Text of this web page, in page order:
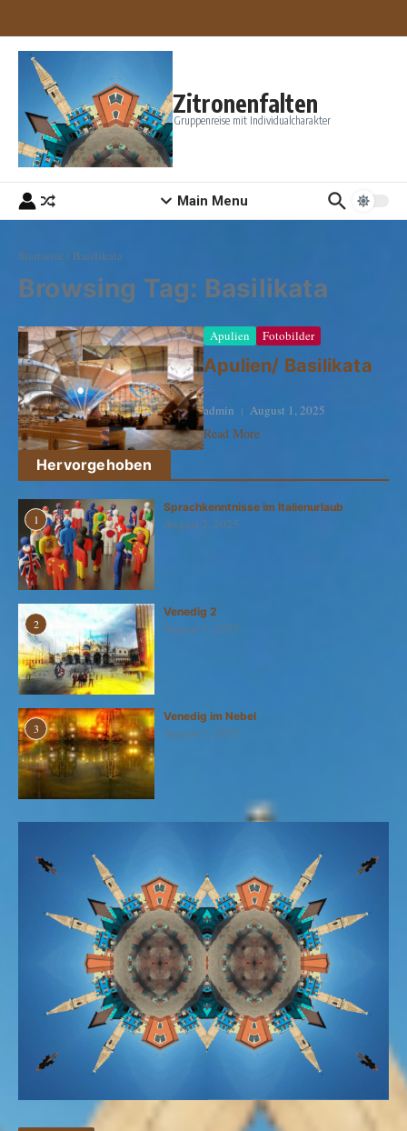
Zitronenfalten
Gruppenreise mit Individualcharakter
Main Menu
Startseite / Basilikata
Browsing Tag: Basilikata
Apulien Fotobilder
Apulien/ Basilikata
...
admin August 1, 2025
Read More
Hervorgehoben
1
Sprachkenntnisse im Italienurlaub
August 2, 2025
2
Venedig 2
August 1, 2025
3
Venedig im Nebel
August 1, 2025